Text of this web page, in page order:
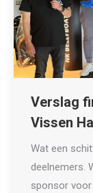
Verslag
Vissen
Wat een
deelnemers.
sponsor voor